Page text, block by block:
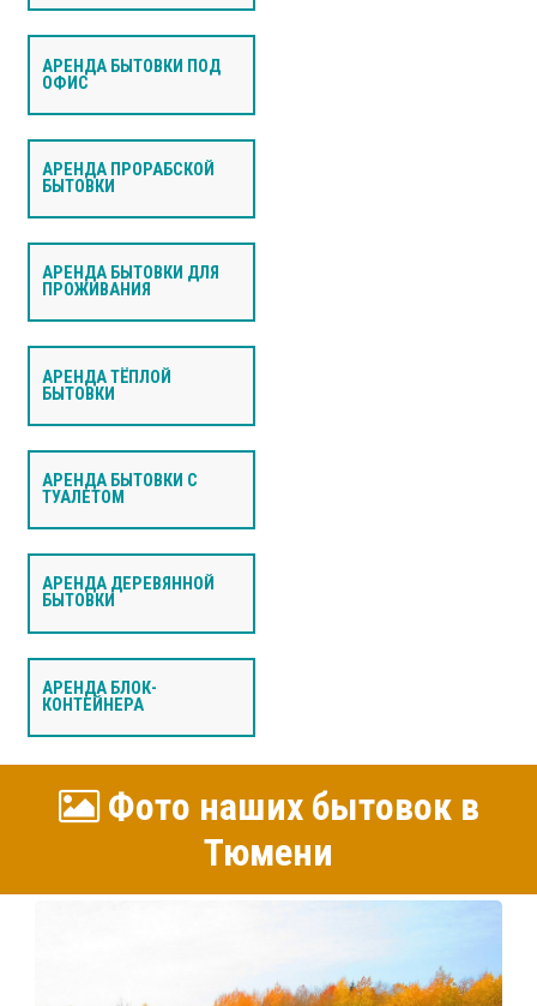
АРЕНДА БЫТОВКИ ПОД
ОФИС
АРЕНДА ПРОРАБСКОЙ
БЫТОВКИ
АРЕНДА БЫТОВКИ ДЛЯ
ПРОЖИВАНИЯ
АРЕНДА ТЁПЛОЙ
БЫТОВКИ
АРЕНДА БЫТОВКИ С
ТУАЛЕТОМ
АРЕНДА ДЕРЕВЯННОЙ
БЫТОВКИ
АРЕНДА БЛОК-
КОНТЕЙНЕРА
Фото наших бытовок в
Тюмени